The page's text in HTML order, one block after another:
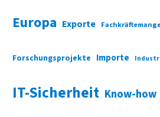
Europa Exporte
Forschungsprojekte Importe
IT-Sicherheit Know-how